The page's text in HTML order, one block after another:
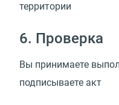
территории
6. Проверка
Вы принимаете
подписываете акт